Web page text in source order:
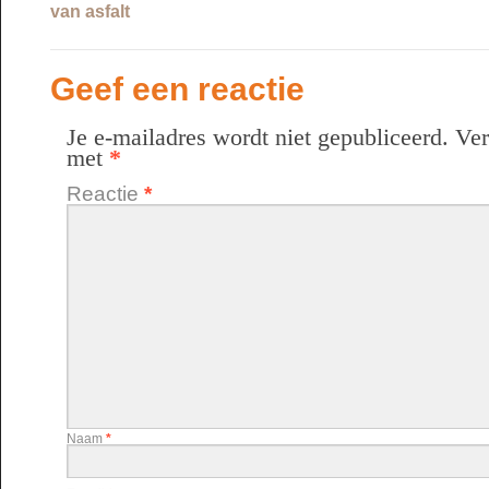
van asfalt
Geef een reactie
Je e-mailadres wordt niet gepubliceerd.
met *
Reactie *
Naam *